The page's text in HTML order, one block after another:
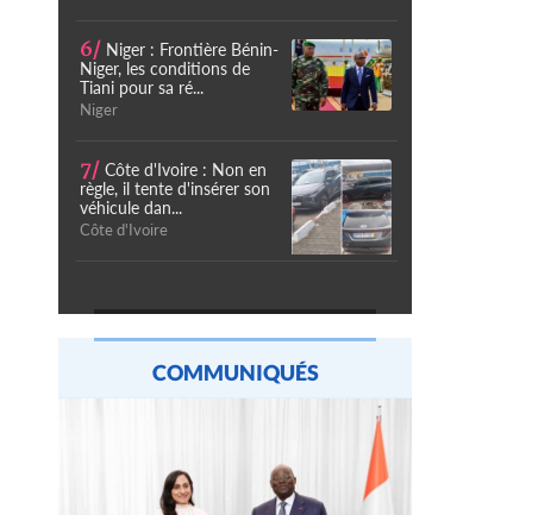
6/ Niger : Frontière Bénin-
Niger, les conditions de
Tiani pour sa ré...
Niger
7/ Côte d'Ivoire : Non en
règle, il tente d'insérer son
véhicule dan...
Côte d'Ivoire
COMMUNIQUÉS